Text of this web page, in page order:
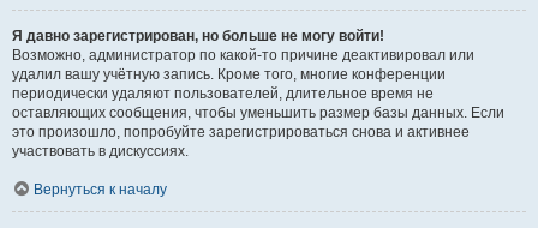
Я давно зарегистрирован, но больше не могу войти!
Возможно, администратор по какой-то причине деактивировал или
удалил вашу учётную запись. Кроме того, многие конференции
периодически удаляют пользователей, длительное время не
оставляющих сообщения, чтобы уменьшить размер базы данных. Если
это произошло, попробуйте зарегистрироваться снова и активнее
участвовать в дискуссиях.
Вернуться к началу